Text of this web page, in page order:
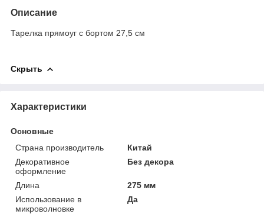
Описание
Тарелка прямоуг с бортом 27,5 см
Скрыть
Характеристики
Основные
Страна производитель
Китай
Декоративное
оформление
Без декора
Длина
275 мм
Использование в
микроволновке
Да